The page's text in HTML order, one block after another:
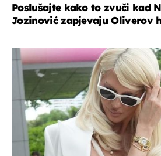
Poslušajte kako to zvuči kad
Jozinović zapjevaju Oliverov